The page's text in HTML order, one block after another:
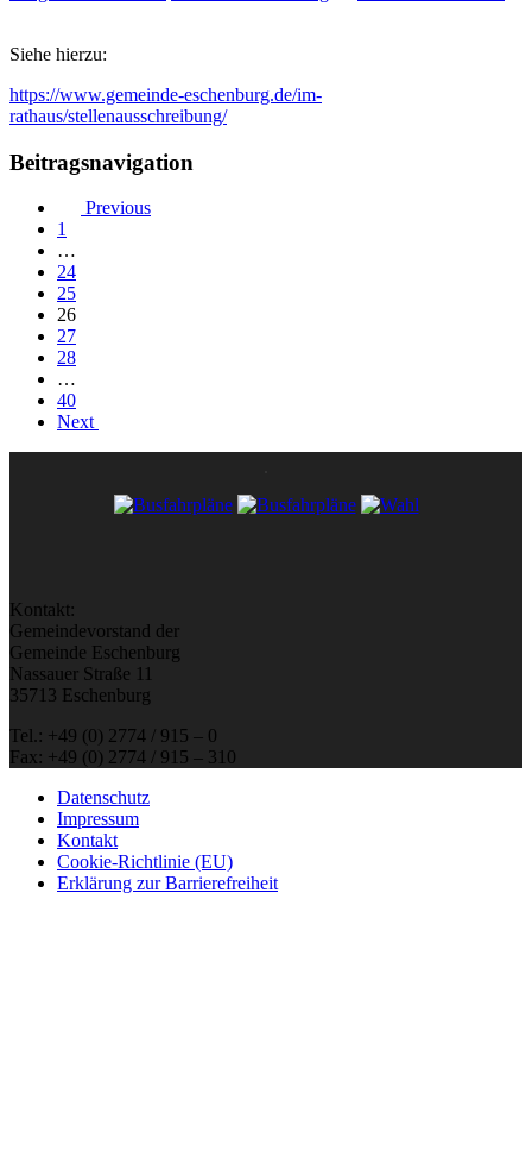
Siehe hierzu:
https://www.gemeinde-eschenburg.de/im-
rathaus/stellenausschreibung/
Beitragsnavigation
Previous
1
…
24
25
26
27
28
…
40
Next
Kontakt:
Gemeindevorstand der
Gemeinde Eschenburg
Nassauer Straße 11
35713 Eschenburg
Tel.: +49 (0) 2774 / 915 – 0
Fax: +49 (0) 2774 / 915 – 310
Datenschutz
Impressum
Kontakt
Cookie-Richtlinie (EU)
Erklärung zur Barrierefreiheit